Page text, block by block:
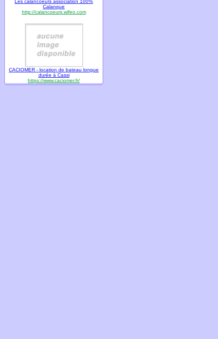
Les calancoeurs association 100%
Calanque
http://calancoeurs.wifeo.com
CACIOMER - location de bateau longue
durée à Cassi
https://www.caciomer.fr/